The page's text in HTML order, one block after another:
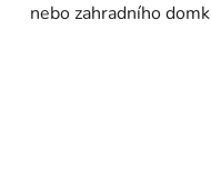
nebo zahradního